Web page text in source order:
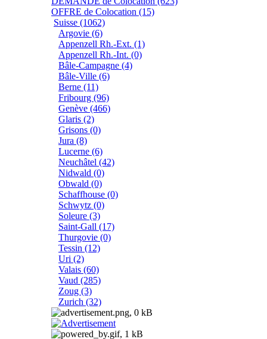
OFFRE de Colocation (15)
Suisse (1062)
Argovie (6)
Appenzell Rh.-Ext. (1)
Appenzell Rh.-Int. (0)
Bâle-Campagne (4)
Bâle-Ville (6)
Berne (11)
Fribourg (96)
Genève (466)
Glaris (2)
Grisons (0)
Jura (8)
Lucerne (6)
Neuchâtel (42)
Nidwald (0)
Obwald (0)
Schaffhouse (0)
Schwytz (0)
Soleure (3)
Saint-Gall (17)
Thurgovie (0)
Tessin (12)
Uri (2)
Valais (60)
Vaud (285)
Zoug (3)
Zurich (32)